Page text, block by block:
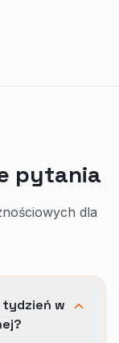
pytania
dla
tydzień w